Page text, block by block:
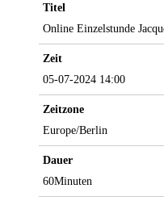
Titel
Online Einzelstunde
Zeit
05-07-2024 14:00
Zeitzone
Europe/Berlin
Dauer
60Minuten